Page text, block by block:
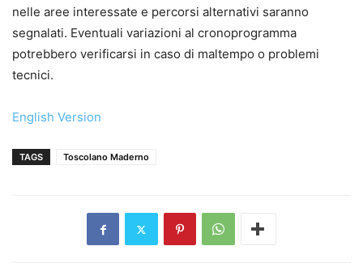
nelle aree interessate e percorsi alternativi saranno
segnalati. Eventuali variazioni al cronoprogramma
potrebbero verificarsi in caso di maltempo o problemi
tecnici.
English Version
TAGS Toscolano Maderno